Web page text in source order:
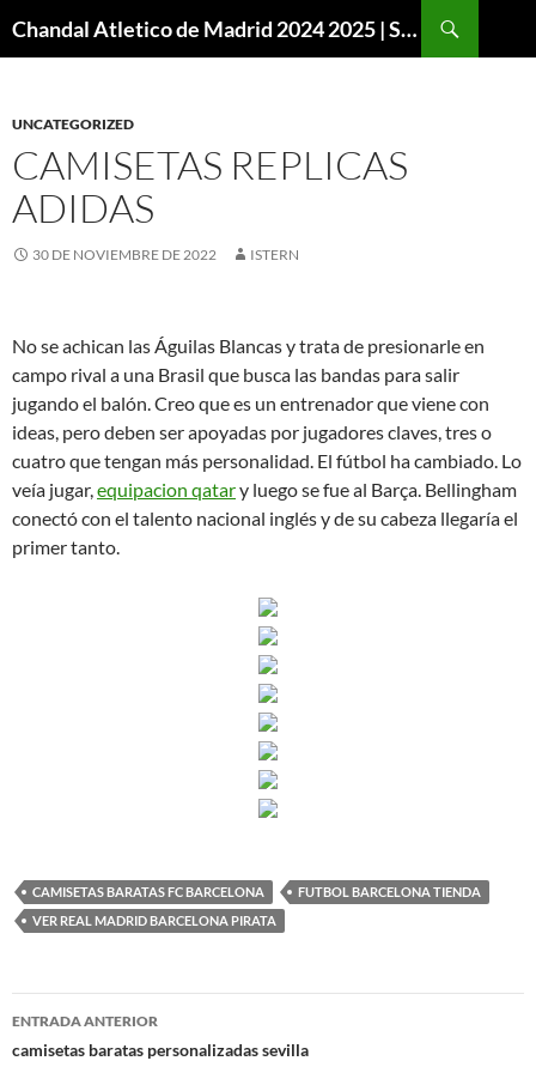
Chandal Atletico de Madrid 2024 2025 | SuperVigo
UNCATEGORIZED
CAMISETAS REPLICAS
ADIDAS
30 DE NOVIEMBRE DE 2022 ISTERN
No se achican las Águilas Blancas y trata de presionarle en
campo rival a una Brasil que busca las bandas para salir
jugando el balón. Creo que es un entrenador que viene con
ideas, pero deben ser apoyadas por jugadores claves, tres o
cuatro que tengan más personalidad. El fútbol ha cambiado. Lo
veía jugar,equipacion qatary luego se fue al Barça. Bellingham
conectó con el talento nacional inglés y de su cabeza llegaría el
primer tanto.
CAMISETAS BARATAS FC BARCELONA
FUTBOL BARCELONA TIENDA
VER REAL MADRID BARCELONA PIRATA
Navegación
de
ENTRADA ANTERIOR
camisetas baratas personalizadas sevilla